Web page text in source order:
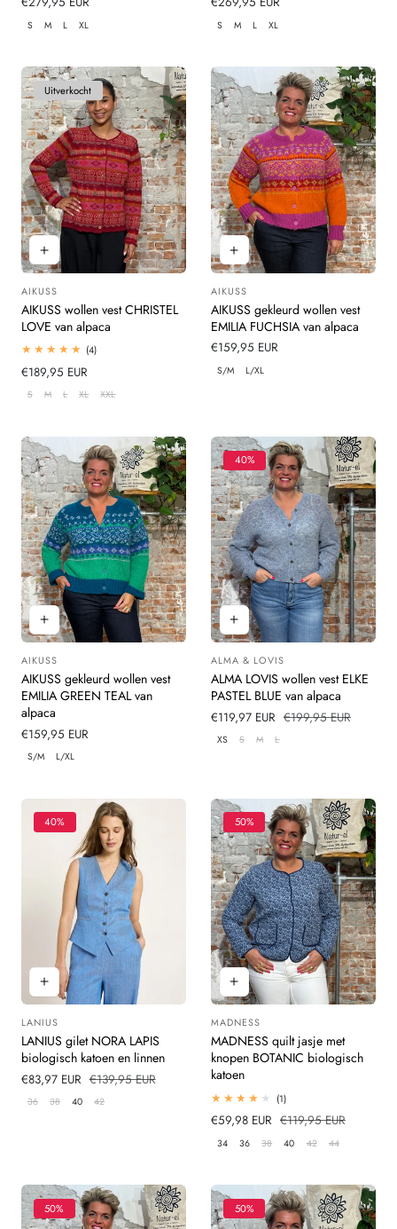
prijs
S M L XL
prijs
S M L XL
Uitverkocht
Leverancier:
AIKUSS
AIKUSS wollen vest CHRISTEL
LOVE van alpaca
(4)4
Normale
prijs
€189,95 EUR
S M L XL XXL
Leverancier:
AIKUSS
AIKUSS gekleurd wollen vest
EMILIA FUCHSIA van alpaca
Normale
prijs
€159,95 EUR
S/M L/XL
Leverancier:
AIKUSS
AIKUSS gekleurd wollen vest
EMILIA GREEN TEAL van
alpaca
Normale
prijs
€159,95 EUR
S/M L/XL
40%
Leverancier:
ALMA & LOVIS
ALMA LOVIS wollen vest ELKE
PASTEL BLUE van alpaca
Verkoopprijs
€119,97 EUR Normale
€199,95 EUR
XS S M L
40%
Leverancier:
LANIUS
LANIUS gilet NORA LAPIS
biologisch katoen en linnen
Verkoopprijs
€83,97 EUR Normale
prijs
€139,95 EUR
36 38 40 42
50%
Leverancier:
MADNESS
MADNESS quilt jasje met
knopen BOTANIC biologisch
katoen
(1)1
beoordelingen
Verkoopprijs
€59,98 EUR Normale
prijs
€119,95 EUR
34 36 38 40 42 44
50% 50%